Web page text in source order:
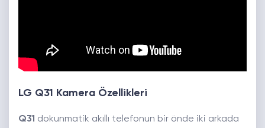
LG Q31 Kamera Özellikleri
Q31 dokunmatik akıllı telefonun bir önde iki arkada